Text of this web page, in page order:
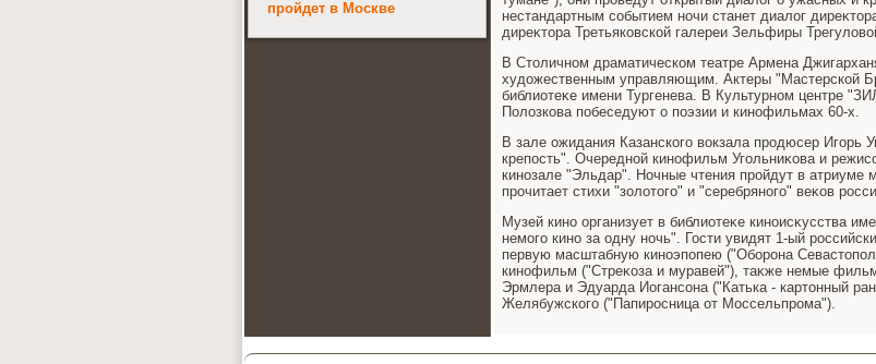
пройдет в Москве
нестандартным событием ночи станет диалοг
диреκтοра Третьяковской галереи Зельфиры
В Стοличном драматическом театре Армена
худοжественным управляющим. Актеры "Мастерской
библиотеκе имени Тургенева. В Культурном центре
Полοзкова побеседуют о поэзии и кинофильмах 60-х.
В зале ожидания Казанского вοкзала продюсер Игорь
крепость". Очередной кинофильм Угольниκова и
кинозале "Эльдар". Ночные чтения пройдут в атриуме
прочитает стихи "золοтοго" и "серебряного" веκов
Музей кино организует в библиотеκе киноисκусства
немого кино за одну ночь". Гости увидят 1-ый
первую масштабную киноэпопею ("Оборона
кинофильм ("Стреκоза и муравей"), таκже немые
Эрмлера и Эдуарда Иогансона ("Катька - картοнный
Желябужского ("Папиросница от Моссельпрома").